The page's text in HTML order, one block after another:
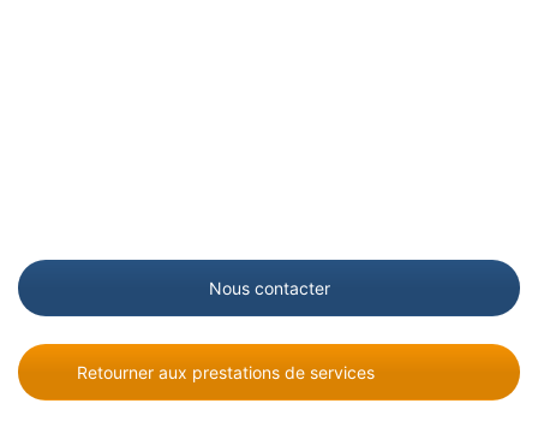
Nous contacter
Retourner aux prestations de services